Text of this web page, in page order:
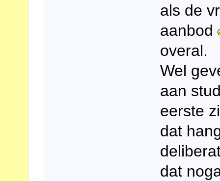
als de
aanbod
overal.
Wel
aan
eerste
dat
dat